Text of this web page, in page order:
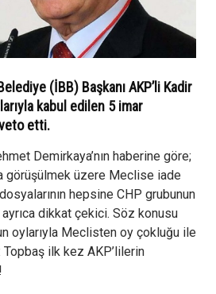
(İBB) Başkanı AKP’li Kadir
kabul edilen 5 imar
etti.
Demirkaya’nın haberine göre;
görüşülmek üzere Meclise iade
hepsine CHP grubunun
dikkat çekici. Söz konusu
oylarıyla Meclisten oy çokluğu ile
ilk kez AKP’lilerin